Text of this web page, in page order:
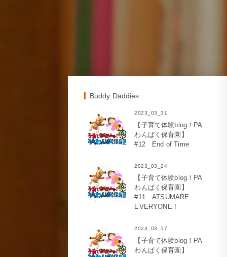
Buddy Daddies
2023_03_31
【子育て体験blog！PA
わんぱく保育園】
#12 End of Time
2023_03_24
【子育て体験blog！PA
わんぱく保育園】
#11 ATSUMARE
EVERYONE !
2023_03_17
【子育て体験blog！PA
わんぱく保育園】